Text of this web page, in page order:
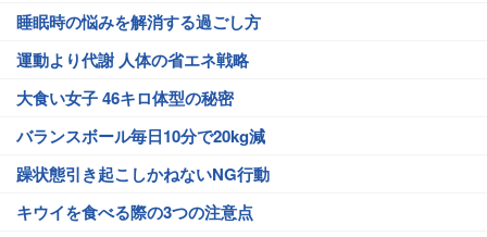
睡眠時の悩みを解消する過ごし方
運動より代謝 人体の省エネ戦略
大食い女子 46キロ体型の秘密
バランスボール毎日10分で20kg減
躁状態引き起こしかねないNG行動
キウイを食べる際の3つの注意点